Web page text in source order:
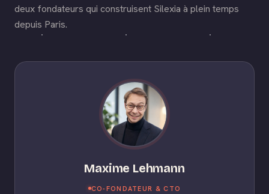
deux fondateurs qui construisent Silexia à plein temps
depuis Paris.
Maxime Lehmann
CO-FONDATEUR & CTO